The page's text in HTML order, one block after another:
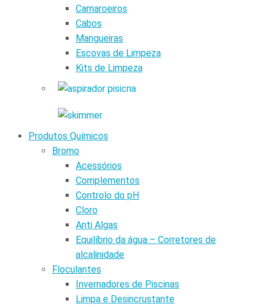
Camaroeiros
Cabos
Mangueiras
Escovas de Limpeza
Kits de Limpeza
Produtos Químicos
Bromo
Acessórios
Complementos
Controlo do pH
Cloro
Anti Algas
Equilíbrio da água – Corretores de
alcalinidade
Floculantes
Invernadores de Piscinas
Limpa e Desincrustante